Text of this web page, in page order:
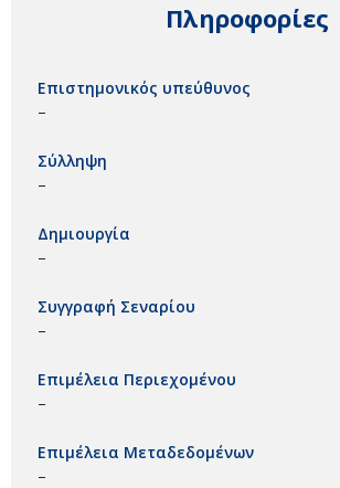
Πληροφορίες
Επιστημονικός υπεύθυνος
–
Σύλληψη
–
Δημιουργία
–
Συγγραφή Σεναρίου
–
Επιμέλεια Περιεχομένου
–
Επιμέλεια Μεταδεδομένων
–